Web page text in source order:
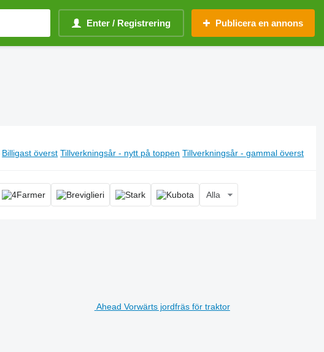
Enter / Registrering Publicera en annons
Billigast överst Tillverkningsår - nytt på toppen Tillverkningsår - gammal överst
Alla
Ahead Vorwärts jordfräs för traktor